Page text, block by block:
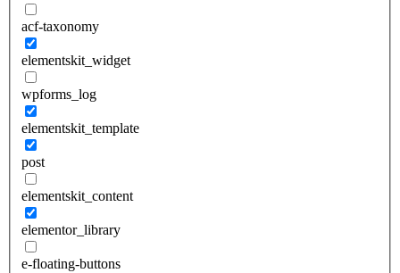
acf-taxonomy
elementskit_widget
wpforms_log
elementskit_template
post
elementskit_content
elementor_library
e-floating-buttons